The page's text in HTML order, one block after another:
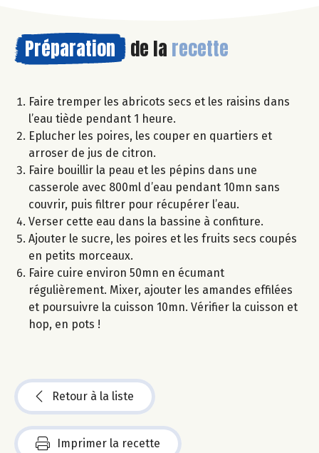
Préparation de la recette
Faire tremper les abricots secs et les raisins dans
l’eau tiède pendant 1 heure.
Eplucher les poires, les couper en quartiers et
arroser de jus de citron.
Faire bouillir la peau et les pépins dans une
casserole avec 800ml d’eau pendant 10mn sans
couvrir, puis filtrer pour récupérer l’eau.
Verser cette eau dans la bassine à confiture.
Ajouter le sucre, les poires et les fruits secs coupés
en petits morceaux.
Faire cuire environ 50mn en écumant
régulièrement. Mixer, ajouter les amandes effilées
et poursuivre la cuisson 10mn. Vérifier la cuisson et
hop, en pots !
Retour à la liste
Imprimer la recette